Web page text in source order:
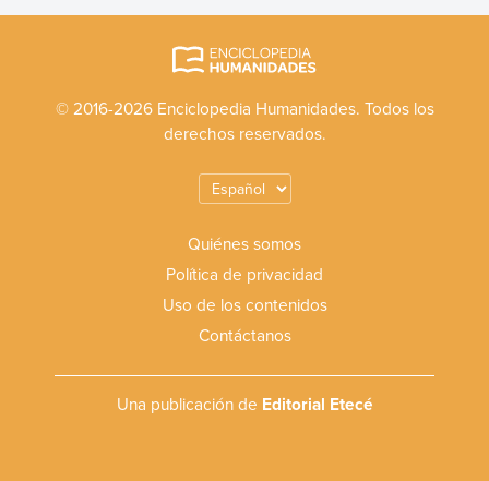
© 2016-2026 Enciclopedia Humanidades. Todos los
derechos reservados.
Quiénes somos
Política de privacidad
Uso de los contenidos
Contáctanos
Una publicación de Editorial Etecé